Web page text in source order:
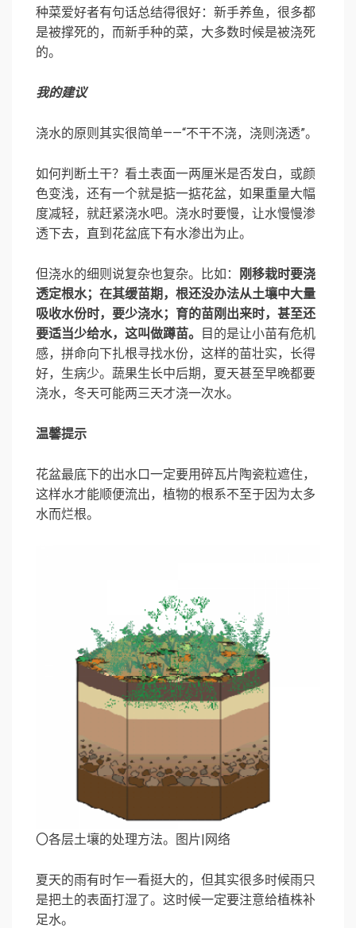
种菜爱好者有句话总结得很好：新手养鱼，很多都
是被撑死的，而新手种的菜，大多数时候是被浇死
的。
我的建议
浇水的原则其实很简单——“不干不浇，浇则浇透”。
如何判断土干？看土表面一两厘米是否发白，或颜
色变浅，还有一个就是掂一掂花盆，如果重量大幅
度减轻，就赶紧浇水吧。浇水时要慢，让水慢慢渗
透下去，直到花盆底下有水渗出为止。
但浇水的细则说复杂也复杂。比如：
刚移栽时要浇
透定根水；在其缓苗期，根还没办法从土壤中大量
吸收水份时，要少浇水；育的苗刚出来时，甚至还
要适当少给水，这叫做蹲苗。
目的是让小苗有危机
感，拼命向下扎根寻找水份，这样的苗壮实，长得
好，生病少。蔬果生长中后期，夏天甚至早晚都要
浇水，冬天可能两三天才浇一次水。
温馨提示
花盆最底下的出水口一定要用碎瓦片陶瓷粒遮住，
这样水才能顺便流出，植物的根系不至于因为太多
水而烂根。
〇各层土壤的处理方法。图片|网络
夏天的雨有时乍一看挺大的，但其实很多时候雨只
是把土的表面打湿了。这时候一定要注意给植株补
足水。